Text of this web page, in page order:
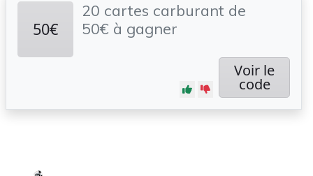
50€
20 cartes carburant de
50€ à gagner
Voir le
code